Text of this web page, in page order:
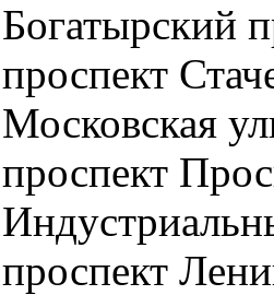
Богатырский
проспект
Московская
проспект
проспект